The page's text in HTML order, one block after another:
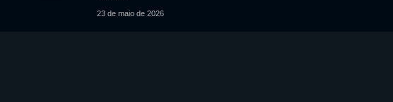
23 de maio de 2026